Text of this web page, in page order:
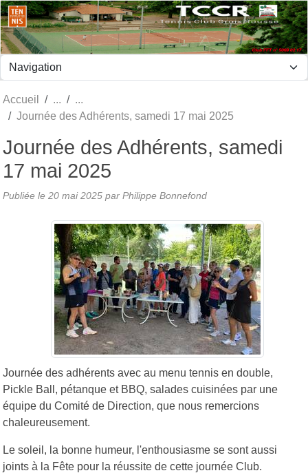
Accueil
Journée des Adhérents, samedi 17 mai 2025
Journée des Adhérents, samedi
17 mai 2025
Publiée le 20 mai 2025 par Philippe Bonnefond
Journée des adhérents avec au menu tennis en double,
Pickle Ball, pétanque et BBQ, salades cuisinées par une
équipe du Comité de Direction, que nous remercions
chaleureusement.
Le soleil, la bonne humeur, l'enthousiasme se sont aussi
joints à la Fête pour la réussite de cette journée Club.
Panneau de gestion des cookies